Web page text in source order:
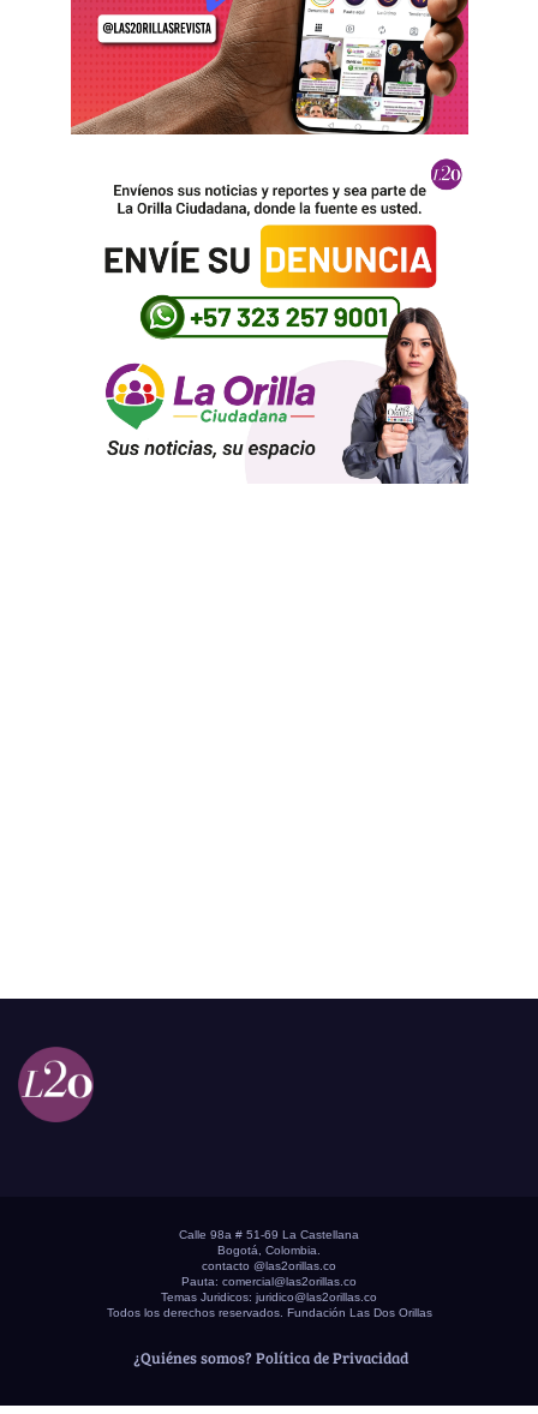
Calle 98a # 51-69 La Castellana
Bogotá, Colombia.
contacto @las2orillas.co
Pauta: comercial@las2orillas.co
Temas Juridicos: juridico@las2orillas.co
Todos los derechos reservados. Fundación Las Dos Orillas
¿Quiénes somos? Política de Privacidad